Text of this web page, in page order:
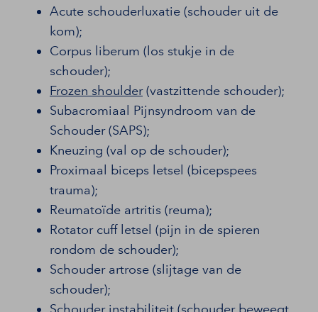
Acute schouderluxatie (schouder uit de
kom);
Corpus liberum (los stukje in de
schouder);
Frozen shoulder(vastzittende schouder);
Subacromiaal Pijnsyndroom van de
Schouder (SAPS);
Kneuzing (val op de schouder);
Proximaal biceps letsel (bicepspees
trauma);
Reumatoïde artritis (reuma);
Rotator cuff letsel (pijn in de spieren
rondom de schouder);
Schouder artrose (slijtage van de
schouder);